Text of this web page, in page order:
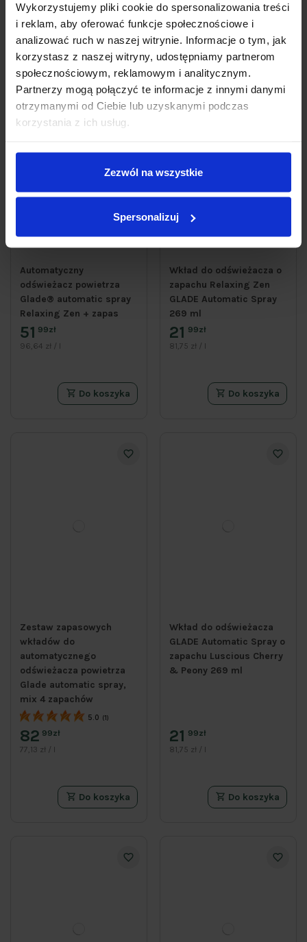
Wykorzystujemy pliki cookie do spersonalizowania treści
i reklam, aby oferować funkcje społecznościowe i
analizować ruch w naszej witrynie. Informacje o tym, jak
korzystasz z naszej witryny, udostępniamy partnerom
społecznościowym, reklamowym i analitycznym.
Partnerzy mogą połączyć te informacje z innymi danymi
otrzymanymi od Ciebie lub uzyskanymi podczas
korzystania z ich usług.
Zezwól na wszystkie
Spersonalizuj
Do koszyka Do koszyka
Automatyczny
odświeżacz powietrza
Glade® automatic spray
Relaxing Zen + zapas
51 99zł
96,64 zł / l
Do koszyka
Wkład do odświeżacza o
zapachu Relaxing Zen
GLADE Automatic Spray
269 ml
21 99zł
81,75 zł / l
Do koszyka
Zestaw zapasowych
wkładów do
automatycznego
odświeżacza powietrza
Glade automatic spray,
mix 4 zapachów
5.0 (1)
82 99zł
77,13 zł / l
Do koszyka
Wkład do odświeżacza
GLADE Automatic Spray o
zapachu Luscious Cherry
& Peony 269 ml
21 99zł
81,75 zł / l
Do koszyka